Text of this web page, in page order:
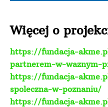
Więcej o
https://fundacja-
partnerem-w-waznym-
https://fundacja-
spoleczna-w-poznaniu/
https://fundacja-